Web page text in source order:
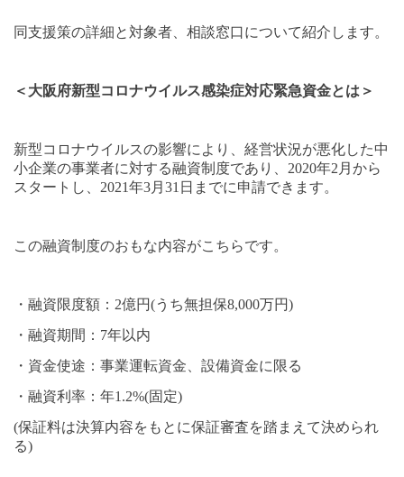
同支援策の詳細と対象者、相談窓口について紹介します。
＜大阪府新型コロナウイルス感染症対応緊急資金とは＞
新型コロナウイルスの影響により、経営状況が悪化した中
小企業の事業者に対する融資制度であり、 2020年2月から
スタートし、 2021年3月 31 日までに申請できます。
この融資制度のおもな内容がこちらです。
・融資限度額： 2億円(うち無担保8,000万円)
・融資期間： 7年以内
・資金使途：事業運転資金、設備資金に限る
・融資利率：年1.2%(固定)
(保証料は決算内容をもとに保証審査を踏まえて決められ
る)